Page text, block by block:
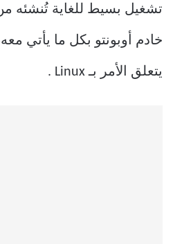
تشغيل بسيط للغاية تُنشئه
خادم أوبونتو بكل ما يأتي
يتعلق الأمر بـ Linux .